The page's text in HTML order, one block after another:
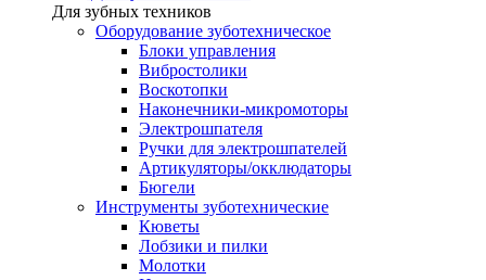
Для зубных техников
Оборудование зуботехническое
Блоки управления
Вибростолики
Воскотопки
Наконечники-микромоторы
Электрошпателя
Ручки для электрошпателей
Артикуляторы/окклюдаторы
Бюгели
Инструменты зуботехнические
Кюветы
Лобзики и пилки
Молотки